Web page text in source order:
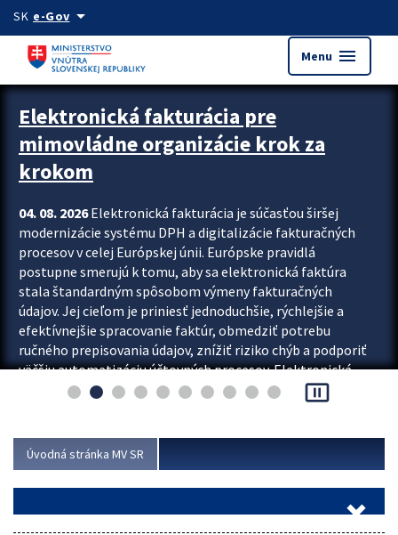
Preskocit na hlavný obsah
SK e-Govarrow_drop_down
Menu menu
Zastavit automatický posun upútavok
Elektronická fakturácia pre
mimovládne organizácie krok za
krokom
04. 08. 2026Elektronická fakturácia je súčasťou širšej
modernizácie systému DPH a digitalizácie fakturačných
procesov v celej Európskej únii. Európske pravidlá
postupne smerujú k tomu, aby sa elektronická faktúra
stala štandardným spôsobom výmeny fakturačných
údajov. Jej cieľom je priniesť jednoduchšie, rýchlejšie a
efektívnejšie spracovanie faktúr, obmedziť potrebu
ručného prepisovania údajov, znížiť riziko chýb a podporiť
väčšiu automatizáciu účtovných procesov. Elektronická
fakturácia preto nepredstavuje...
pause_presentation
Úvodná stránka MV SR